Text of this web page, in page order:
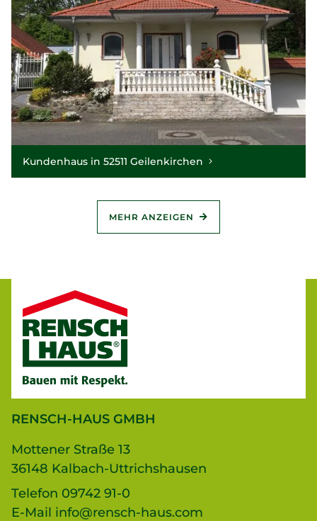
Kundenhaus in 52511 Geilenkirchen
MEHR ANZEIGEN
RENSCH-HAUS GMBH
Mottener Straße 13
36148 Kalbach-Uttrichshausen
Telefon 09742 91-0
E-Mail info@rensch-haus.com